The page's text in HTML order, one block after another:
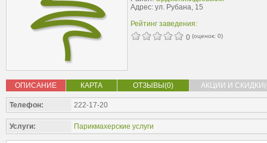
Адрес: ул. Рубана, 15
Рейтинг заведения:
0 (оценок: 0)
ОПИСАНИЕ КАРТА ОТЗЫВЫ(0) АКЦИИ И
Телефон: 222-17-20
Услуги: Парикмахерские услуги